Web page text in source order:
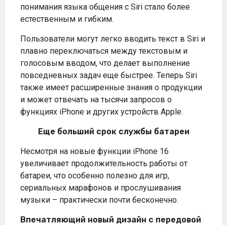
понимания языка общения с Siri стало более
естественным и гибким.
Пользователи могут легко вводить текст в Siri и
плавно переключаться между текстовым и
голосовым вводом, что делает выполнение
повседневных задач еще быстрее. Теперь Siri
также имеет расширенные знания о продукции
и может отвечать на тысячи запросов о
функциях iPhone и других устройств Apple.
Еще больший срок службы батареи
Несмотря на новые функции iPhone 16
увеличивает продолжительность работы от
батареи, что особенно полезно для игр,
сериальных марафонов и прослушивания
музыки – практически почти бесконечно.
Впечатляющий новый дизайн с передовой